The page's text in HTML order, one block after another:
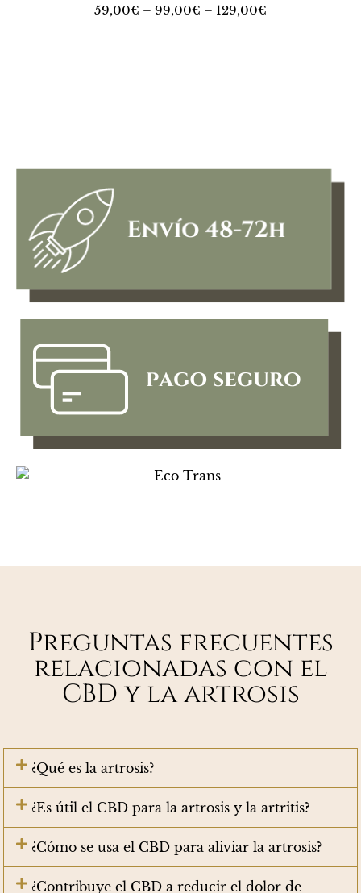
59,00€ – 99,00€ – 129,00€
Preguntas frecuentes
relacionadas con el
CBD y la artrosis
¿Qué es la artrosis?
¿Es útil el CBD para la artrosis y la artritis?
¿Cómo se usa el CBD para aliviar la artrosis?
¿Contribuye el CBD a reducir el dolor de